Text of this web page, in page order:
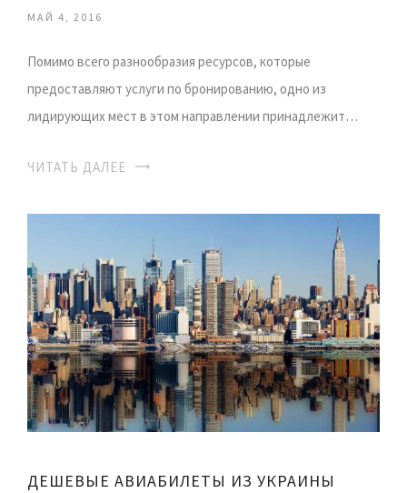
МАЙ 4, 2016
Помимо всего разнообразия ресурсов, которые
предоставляют услуги по бронированию, одно из
лидирующих мест в этом направлении принадлежит…
ЧИТАТЬ ДАЛЕЕ
ДЕШЕВЫЕ АВИАБИЛЕТЫ ИЗ УКРАИНЫ